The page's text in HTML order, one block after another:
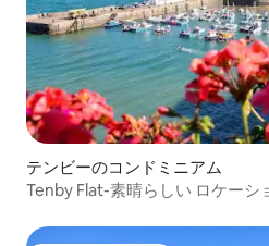
テンビーのコンドミニアム
Tenby Flat-素晴